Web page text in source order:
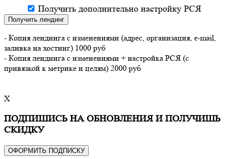
Получить дополнительно настройку РСЯ
Получить лендинг
- Копия лендинга с изменениями (адрес, организация, e-mail,
заливка на хостинг) 1000 руб
- Копия лендинга с изменениями + настройка РСЯ (с
привязкой к метрике и целям) 2000 руб
X
ПОДПИШИСЬ НА ОБНОВЛЕНИЯ И ПОЛУЧИШЬ
СКИДКУ
ОФОРМИТЬ ПОДПИСКУ